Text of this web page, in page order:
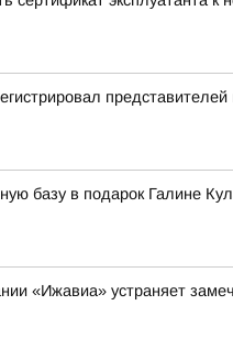
базу в подарок Галине
«Ижавиа» устраняет